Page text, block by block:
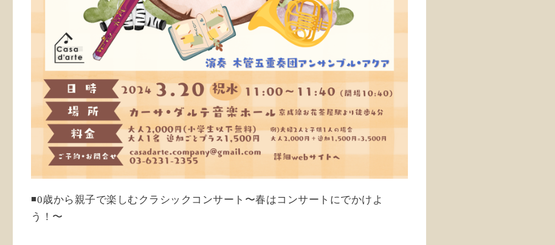
◾️0歳から親子で楽しむクラシックコンサート〜春はコンサートにでかけよ
う！〜